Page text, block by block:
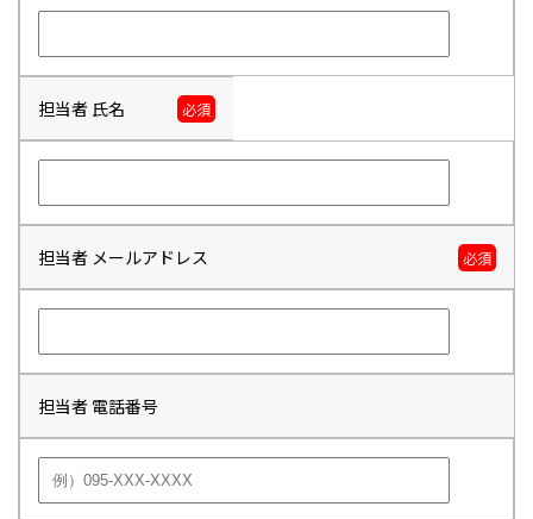
担当者 氏名 必須
担当者 メールアドレス 必須
担当者 電話番号